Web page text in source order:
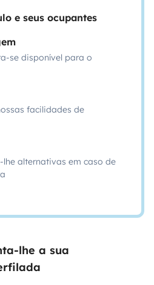
e seus ocupantes
se disponível para o
facilidades de
alternativas em caso de
lhe a sua